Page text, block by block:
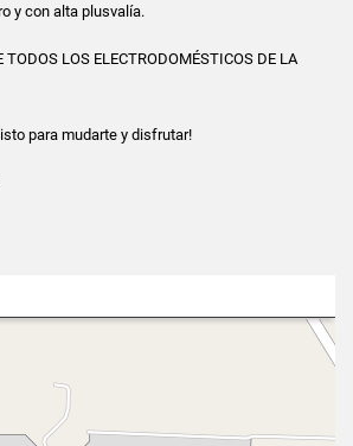
y con alta plusvalía.
TODOS LOS ELECTRODOMÉSTICOS DE LA
para mudarte y disfrutar!